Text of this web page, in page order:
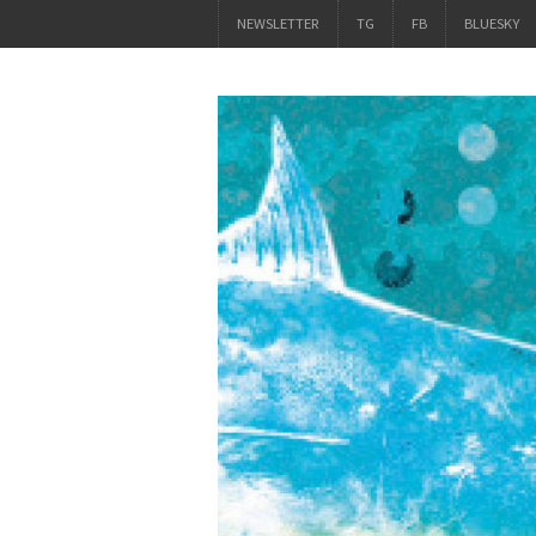
NEWSLETTER TG FB BLUESKY